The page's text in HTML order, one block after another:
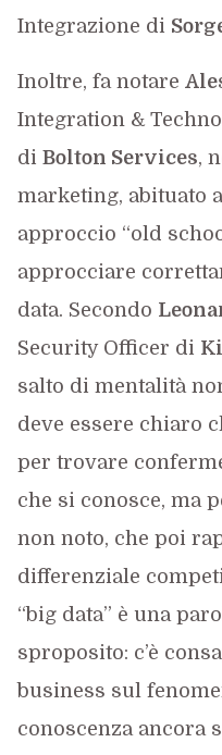
Integrazione di
Inoltre, fa notare
Integration &
di Bolton Services,
marketing, abituato
approccio “old
approcciare
data. Secondo
Security Officer di
salto di mentalità
deve essere chiaro
per trovare
che si conosce, ma
non noto, che poi
differenziale
“big data” è una
sproposito: c’è
business sul
conoscenza ancora